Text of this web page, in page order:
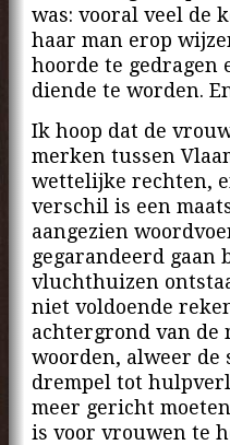
was: vooral veel de
haar man erop
hoorde te gedragen
diende te worden.
Ik hoop dat de
merken tussen
wettelijke rechten,
verschil is een
aangezien
gegarandeerd gaan
vluchthuizen
niet voldoende
achtergrond van de
woorden, alweer de
drempel tot
meer gericht
is voor vrouwen te